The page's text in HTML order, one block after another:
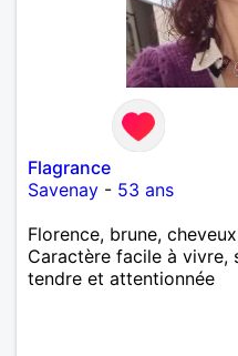
Flagrance
Savenay - 53 ans
Florence, brune,
Caractère facile à vivre,
tendre et attentionnée